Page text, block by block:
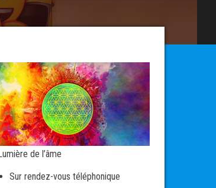
de l’âme
Sur rendez-vous téléphonique